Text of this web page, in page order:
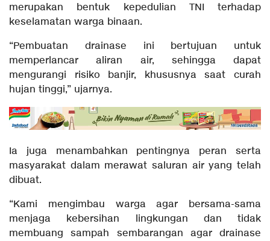
merupakan bentuk kepedulian TNI terhadap
keselamatan warga binaan.
“Pembuatan drainase ini bertujuan untuk
memperlancar aliran air, sehingga dapat
mengurangi risiko banjir, khususnya saat curah
hujan tinggi,” ujarnya.
Ia juga menambahkan pentingnya peran serta
masyarakat dalam merawat saluran air yang telah
dibuat.
“Kami mengimbau warga agar bersama-sama
menjaga kebersihan lingkungan dan tidak
membuang sampah sembarangan agar drainase